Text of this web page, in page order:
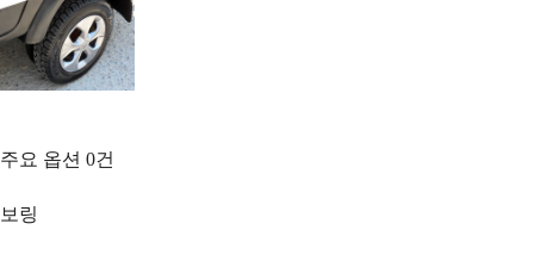
주요 옵션 0건
보링